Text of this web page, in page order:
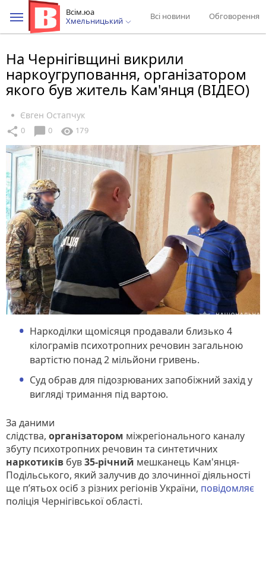
Всім.юа
Хмельницький
Всі новини Обговорення
На Чернігівщині викрили
наркоугруповання, організатором
якого був житель Кам'янця (ВІДЕО)
Євген Остапчук
share 0 chat_bubble 0 visibility 179
Наркоділки щомісяця продавали близько 4
кілограмів психотропних речовин загальною
вартістю понад 2 мільйони гривень.
Суд обрав для підозрюваних запобіжний захід у
вигляді тримання під вартою.
За даними
слідства, організатором міжрегіонального каналу
збуту психотропних речовин та синтетичних
наркотиків був35-річний мешканець Кам'янця-
Подільського, який залучив до злочинної діяльності
ще п’ятьох осіб з різних регіонів України, повідомляє
поліція Чернігівської області.